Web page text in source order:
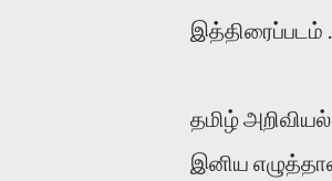
இத்திரைப்படம் .
தமிழ்
இனிய